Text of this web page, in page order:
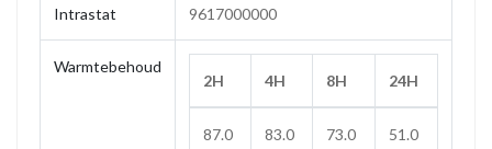
Intrastat 9617000000
Warmtebehoud
2H 4H 8H 24H
87.0
83.0
73.0
51.0